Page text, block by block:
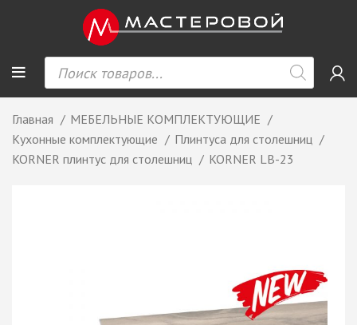
Главная
МЕБЕЛЬНЫЕ КОМПЛЕКТУЮЩИЕ
Кухонные комплектующие
Плинтуса для столешниц
KORNER плинтус для столешниц
KORNER LB-23